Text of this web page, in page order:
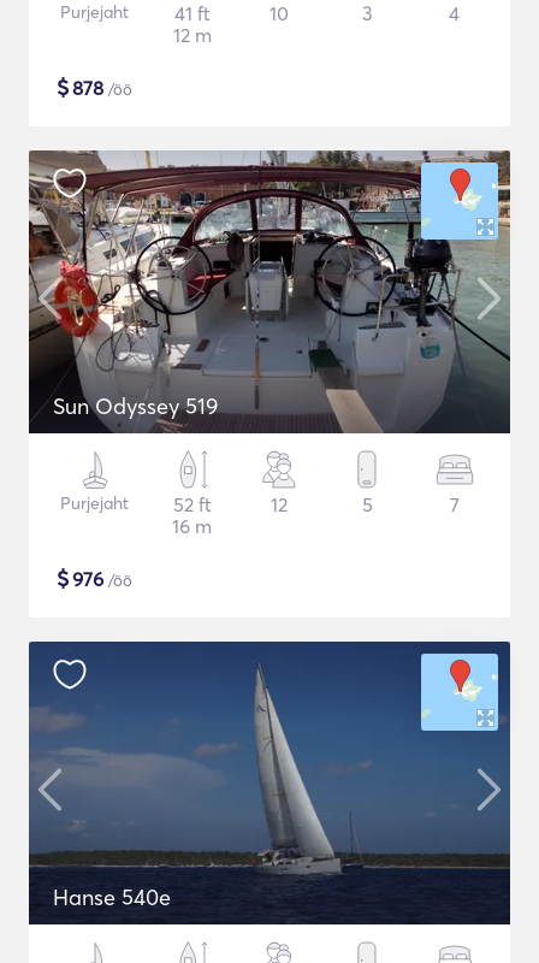
Purjejaht
41 ft
12 m
10 3 4
$878 /öö
Sun Odyssey 519
Purjejaht
52 ft
16 m
12 5 7
$976 /öö
Hanse 540e